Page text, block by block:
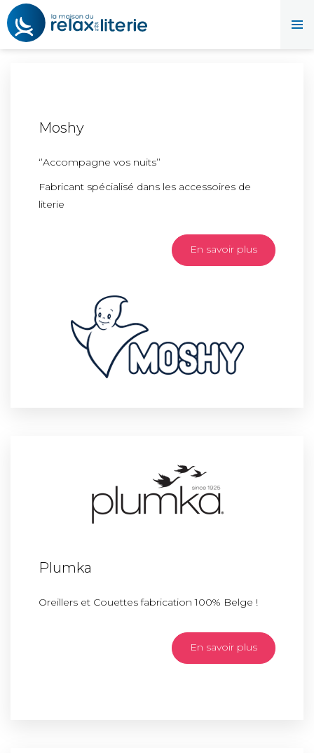
Moshy
‘’Accompagne vos nuits’’
Fabricant spécialisé dans les accessoires de
literie
En savoir plus
Plumka
Oreillers et Couettes fabrication 100% Belge !
En savoir plus